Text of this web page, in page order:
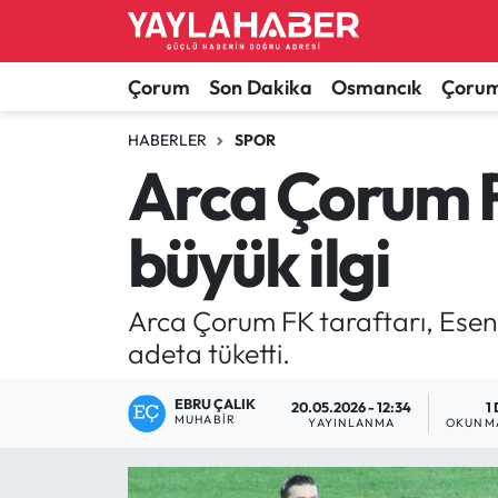
Çorum Son Dakika Osmancık
HABERLER SPOR
Arca Çorum
büyük ilgi
Arca Çorum FK taraftarı,
adeta tüketti.
EBRU ÇALIK
MUHABIR
20.05.2026 - 12:34
YAYINLANMA
1
Alaca Haberleri
Bayat Haberleri
Bilgi - Keşfet Haberleri
Bilim ve Teknoloji
Boğazkale Haberleri
Çorum Haberleri
Çorum Son Dakika Haberleri
Dodurga Haberleri
Çorum Nöbetçi Eczaneler
Çorum Hava Durumu
Çorum Namaz Vakitleri
Çorum Trafik Yoğunluk Haritası
TFF 1.Lig Puan Durumu ve Fikstür
Tüm Manşetler
Son Dakika Haberleri
Haber Arşivi